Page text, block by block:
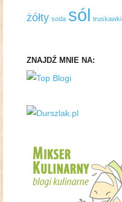
żółty soda sól truskawki
ZNAJDŹ MNIE NA: